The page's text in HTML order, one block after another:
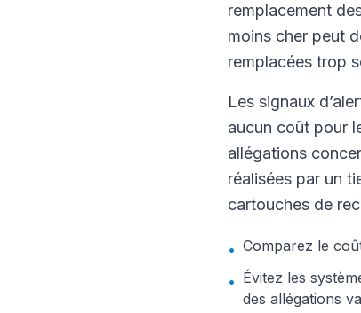
remplacement
moins cher peut
remplacées trop
Les signaux
aucun coût pour
allégations
réalisées par un
cartouches de
• Comparez le
• Évitez les
des allégations